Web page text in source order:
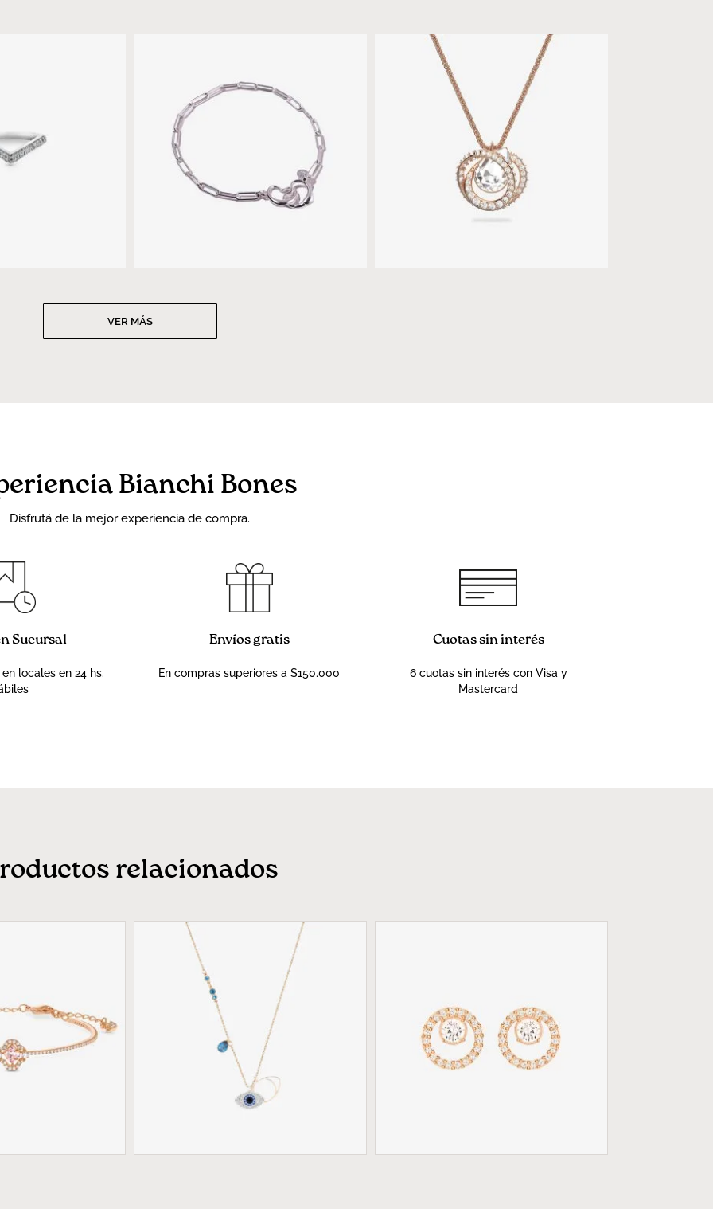
VER MÁS
Bianchi Bones
Disfrutá de la mejor experiencia de compra.
Sucursal
locales en 24 hs.
Envíos gratis
En compras superiores a $150.000
Cuotas sin interés
6 cuotas sin interés con Visa y
Mastercard
relacionados